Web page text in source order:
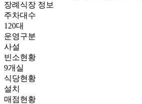
장례식장 정보
주차대수
120대
운영구분
사설
빈소현황
9개실
식당현황
설치
매점현황